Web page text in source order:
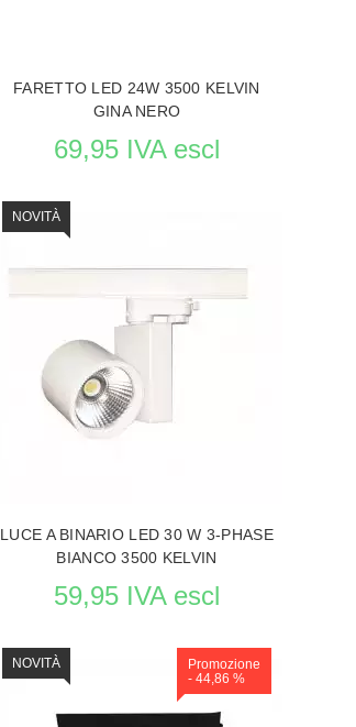
FARETTO LED 24W 3500 KELVIN
GINA NERO
69,95 IVA escl
VEDERE LE PRODUCTO ILLUMINAZIONE
NOVITÀ
LUCE A BINARIO LED 30 W 3-PHASE
BIANCO 3500 KELVIN
59,95 IVA escl
Promozione
- 44,86 %
NOVITÀ